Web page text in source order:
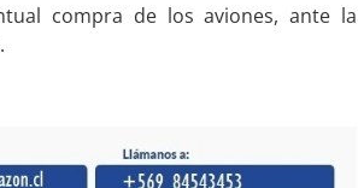
compra de los aviones, ante la
.